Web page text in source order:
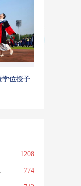
学位授予